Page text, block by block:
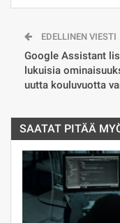
EDELLINEN VIESTI
Google Assistant
lukuisia
uutta kouluvuotta
SAATAT PITÄÄ